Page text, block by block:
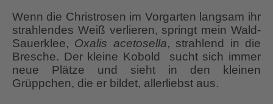
Wenn die Christrosen im Vorgarten langsam ihr
strahlendes Weiß verlieren, springt mein Wald-
Sauerklee, Oxalis acetosella, strahlend in die
Bresche. Der kleine Kobold sucht sich immer
neue Plätze und sieht in den kleinen
Grüppchen, die er bildet, allerliebst aus.